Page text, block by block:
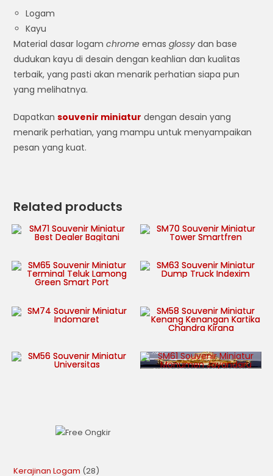
Logam
Kayu
Material dasar logamchrome emasglossy dan base
dudukan kayu di desain dengan keahlian dan kualitas
terbaik, yang pasti akan menarik perhatian siapa pun
yang melihatnya.
Dapatkansouvenir miniatur dengan desain yang
menarik perhatian, yang mampu untuk menyampaikan
pesan yang kuat.
Related products
Kerajinan Logam 28